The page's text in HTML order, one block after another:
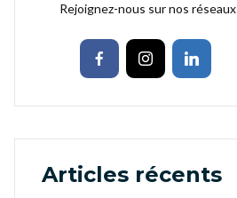
Rejoignez-nous sur nos réseaux
Articles récents